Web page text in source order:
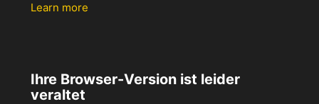
Learn more
Ihre Browser-Version ist leider
veraltet